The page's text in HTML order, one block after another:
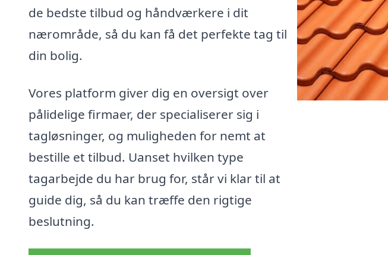
de bedste tilbud og håndværkere i dit
nærområde, så du kan få det perfekte tag til
din bolig.
Vores platform giver dig en oversigt over
pålidelige firmaer, der specialiserer sig i
tagløsninger, og muligheden for nemt at
bestille et tilbud. Uanset hvilken type
tagarbejde du har brug for, står vi klar til at
guide dig, så du kan træffe den rigtige
beslutning.